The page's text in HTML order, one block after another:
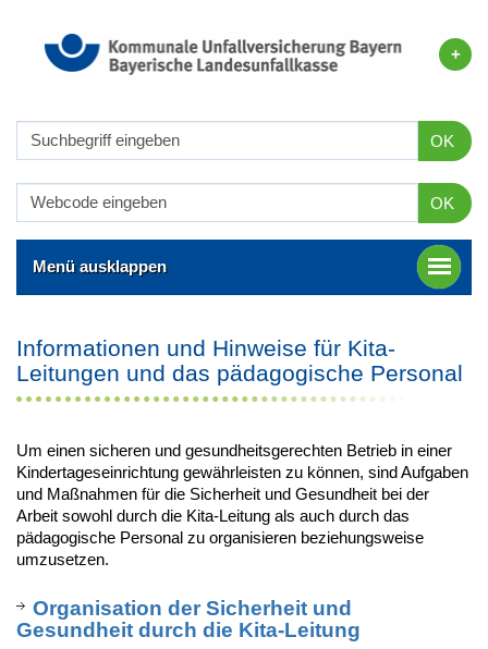
OK
OK
Menü ausklappen
Informationen und Hinweise für Kita-
Leitungen und das pädagogische Personal
Um einen sicheren und gesundheitsgerechten Betrieb in einer
Kindertageseinrichtung gewährleisten zu können, sind Aufgaben
und Maßnahmen für die Sicherheit und Gesundheit bei der
Arbeit sowohl durch die Kita-Leitung als auch durch das
pädagogische Personal zu organisieren beziehungsweise
umzusetzen.
Organisation der Sicherheit und
Gesundheit durch die Kita-Leitung